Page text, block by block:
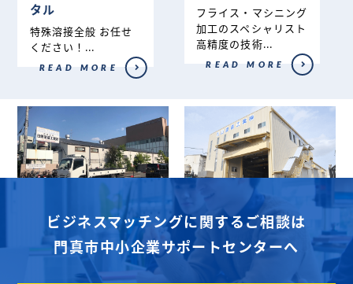
タル
特殊溶接全般 お任せ
ください！...
READ MORE
フライス・マシニング
加工のスペシャリスト
高精度の技術...
READ MORE
株式会社日栄塗装
工業所
単に安定した塗装を行
うだけでなく、塗装が
与える「製品の印象と
丸山塗装工業株式
会社
『 高品質 』 『 短納
関西地区...
ビジネスマッチングに関するご相談は
門真市中小企業サポートセンターへ